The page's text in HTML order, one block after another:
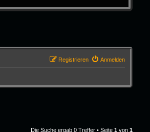
Anmelden
Registrieren
Die Suche ergab 0 Treffer • Seite1 von1